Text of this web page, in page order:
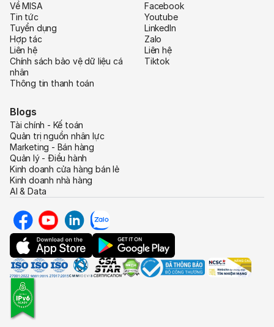
Về MISA
Tin tức
Tuyển dụng
Hợp tác
Liên hệ
Chính sách bảo vệ dữ liệu cá
nhân
Thông tin thanh toán
Facebook
Youtube
LinkedIn
Zalo
Liên hệ
Tiktok
Blogs
Tài chính - Kế toán
Quản trị nguồn nhân lực
Marketing - Bán hàng
Quản lý - Điều hành
Kinh doanh cửa hàng bán lẻ
Kinh doanh nhà hàng
AI & Data